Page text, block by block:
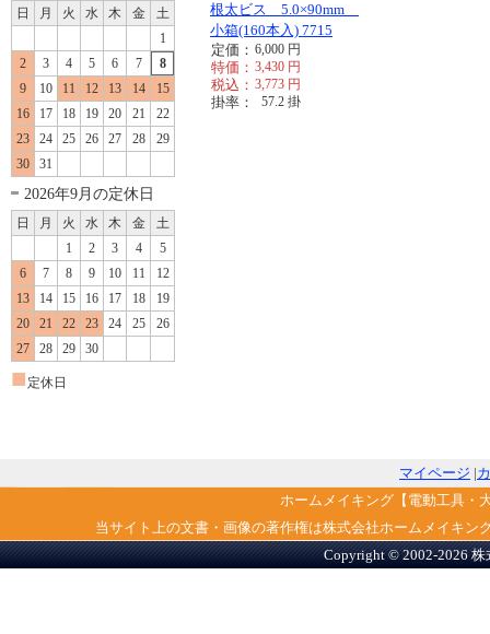
日 月 火 水 木 金
土
1
2
3 4 5 6 7
8
9
10 11 12 13 14
15
16
17 18 19 20 21
22
23
24 25 26 27 28
29
30
31
2026年9月の定休日
日 月 火 水 木 金
土
1
2 3 4
5
6
7 8 9 10 11
12
13
14 15 16 17 18
19
20
21 22 23 24 25
26
27
28 29 30
■ 定休日
根太ビス 5.0×90mm
小箱(160本入) 7715
定価： 6,000 円
特価： 3,430 円
税込： 3,773 円
掛率： 57.2 掛
マイページ |
ホームメイキング【電動工具・
当サイト上の文書・画像の著作権は株式会社ホームメイキ
Copyright © 2002-2026